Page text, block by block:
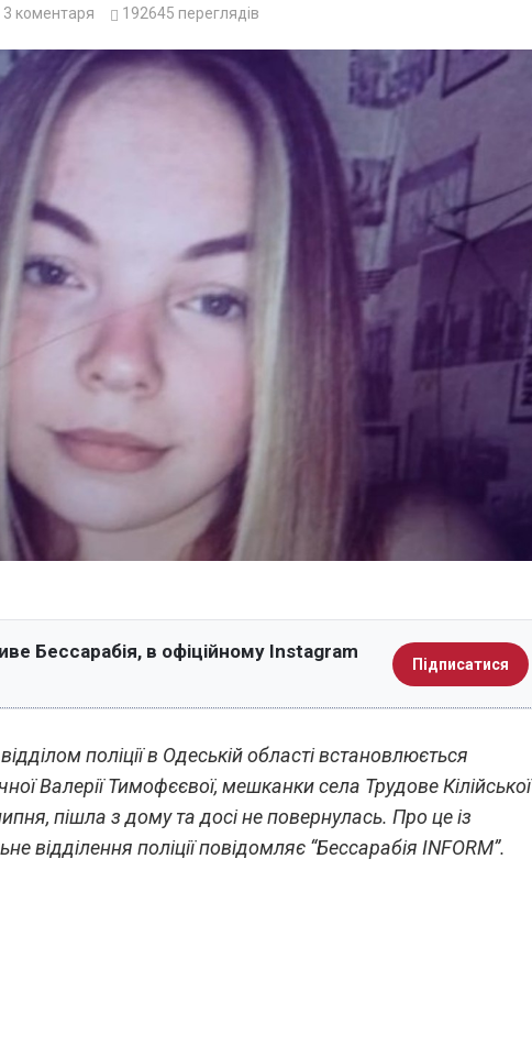
3 коментаря 192645 переглядів
Бессарабія, в офіційному Instagram
Підписатися
поліції в Одеській області встановлюється
Валерії Тимофєєвої, мешканки села Трудове Кілійської
пішла з дому та досі не повернулась. Про це із
відділення поліції повідомляє “Бессарабія INFORM”.